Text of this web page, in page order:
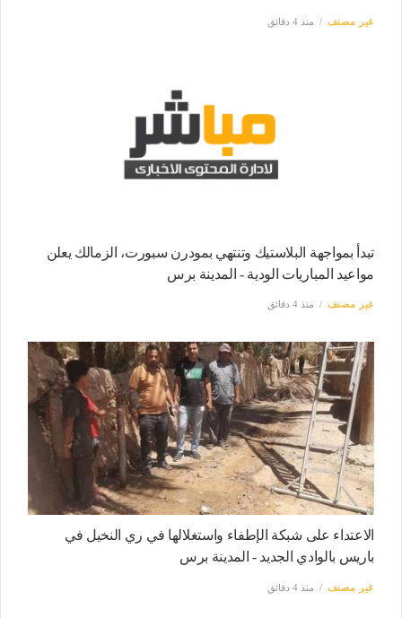
غير مصنف منذ 4 دقائق
تبدأ بمواجهة البلاستيك وتنتهي بمودرن سبورت، الزمالك يعلن
مواعيد المباريات الودية - المدينة برس
غير مصنف منذ 4 دقائق
الاعتداء على شبكة الإطفاء واستغلالها في ري النخيل في
باريس بالوادي الجديد - المدينة برس
غير مصنف منذ 4 دقائق